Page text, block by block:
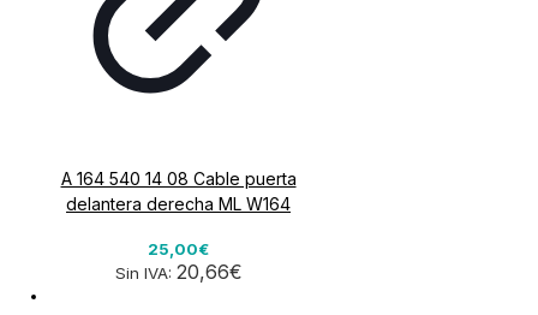
A 164 540 14 08 Cable puerta
delantera derecha ML W164
25,00€
Sin IVA: 20,66€